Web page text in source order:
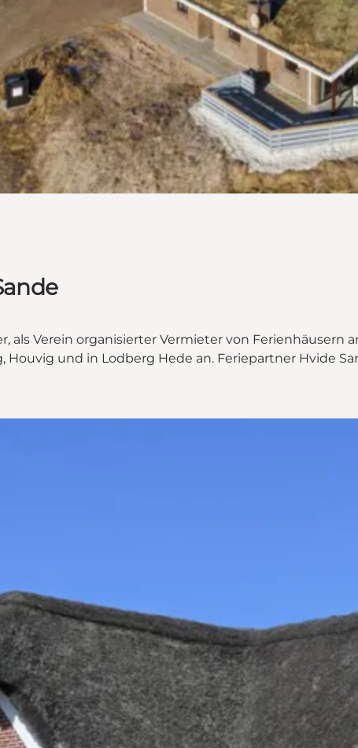
als Verein organisierter Vermieter von
Houvig und in Lodberg Hede an. Feriepartner Hvide